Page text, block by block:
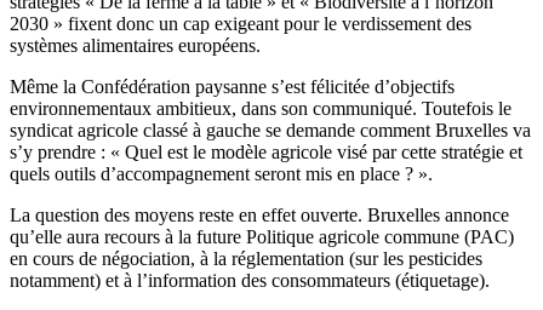
2030 » fixent donc un cap exigeant pour le verdissement des
systèmes alimentaires européens.
Même la Confédération paysanne s’est félicitée d’objectifs
environnementaux ambitieux, dans son communiqué. Toutefois le
syndicat agricole classé à gauche se demande comment Bruxelles va
s’y prendre : « Quel est le modèle agricole visé par cette stratégie et
quels outils d’accompagnement seront mis en place ? ».
La question des moyens reste en effet ouverte. Bruxelles annonce
qu’elle aura recours à la future Politique agricole commune (PAC)
en cours de négociation, à la réglementation (sur les pesticides
notamment) et à l’information des consommateurs (étiquetage).